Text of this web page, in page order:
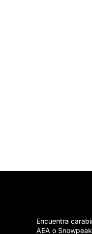
Encuentra
AEA o